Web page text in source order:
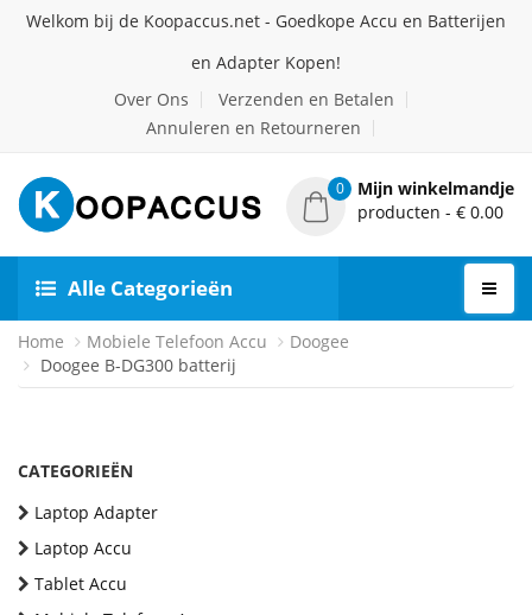
Welkom bij de Koopaccus.net - Goedkope Accu en Batterijen
en Adapter Kopen!
Over Ons
Verzenden en Betalen
Annuleren en Retourneren
0
Mijn winkelmandje
producten - € 0.00
Alle Categorieën
Home Mobiele Telefoon Accu
Doogee
Doogee B-DG300 batterij
CATEGORIEËN
Laptop Adapter
Laptop Accu
Tablet Accu